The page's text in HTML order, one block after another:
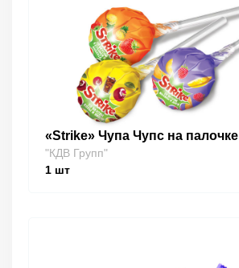
«Strike» Чупа Чупс на палочке
"КДВ Групп"
1 шт